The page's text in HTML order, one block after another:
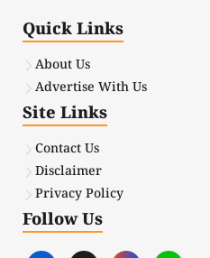
Quick Links
About Us
Advertise With Us
Site Links
Contact Us
Disclaimer
Privacy Policy
Follow Us